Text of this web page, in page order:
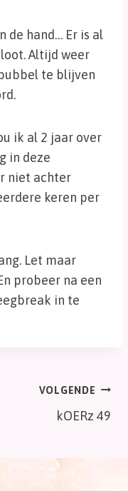
de hand… Er is al
Altijd weer
te blijven
ik al 2 jaar over
in deze
niet achter
keren per
Let maar
probeer na een
in te
VOLGENDE
kOERz 49